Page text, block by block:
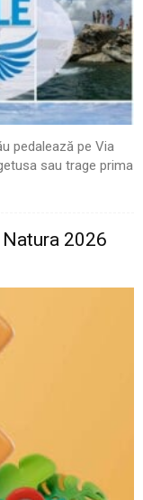
pedalează pe Via
sau trage prima
Natura 2026